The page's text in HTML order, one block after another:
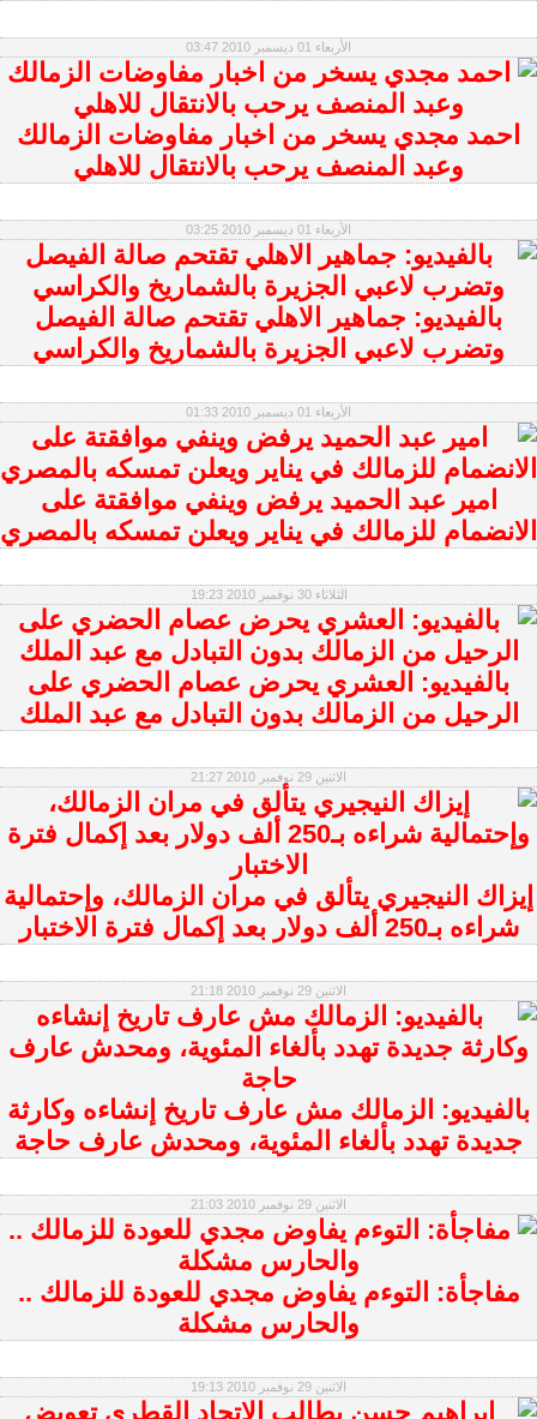
الأربعاء 01 ديسمبر 2010 03:47
احمد مجدي يسخر من اخبار مفاوضات الزمالك
وعبد المنصف يرحب بالانتقال للاهلي
الأربعاء 01 ديسمبر 2010 03:25
بالفيديو: جماهير الاهلي تقتحم صالة الفيصل
وتضرب لاعبي الجزيرة بالشماريخ والكراسي
الأربعاء 01 ديسمبر 2010 01:33
امير عبد الحميد يرفض وينفي موافقتة على
الانضمام للزمالك في يناير ويعلن تمسكه بالمصري
الثلاثاء 30 نوفمبر 2010 19:23
بالفيديو: العشري يحرض عصام الحضري على
الرحيل من الزمالك بدون التبادل مع عبد الملك
الاثنين 29 نوفمبر 2010 21:27
إيزاك النيجيري يتألق في مران الزمالك، وإحتمالية
شراءه بـ250 ألف دولار بعد إكمال فترة الاختبار
الاثنين 29 نوفمبر 2010 21:18
بالفيديو: الزمالك مش عارف تاريخ إنشاءه وكارثة
جديدة تهدد بألغاء المئوية، ومحدش عارف حاجة
الاثنين 29 نوفمبر 2010 21:03
مفاجأة: التوءم يفاوض مجدي للعودة للزمالك ..
والحارس مشكلة
الاثنين 29 نوفمبر 2010 19:13